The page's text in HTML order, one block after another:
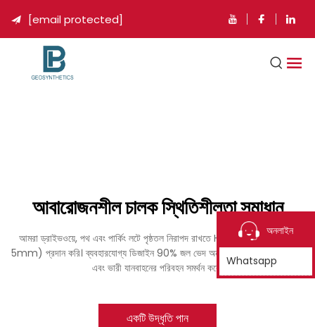
 [email protected]
আবারোজনশীল চালক স্থিতিশীলতা সমাধান
আমরা ড্রাইভওয়ে, পথ এবং পার্কিং লটে পৃষ্ঠতল নিরাপদ রাখতে HDPE চালক গ্রিড (2-
5mm) প্রদান করি। ব্যবহারযোগ্য ডিজাইন 90% জল ভেদ অনুমতি দেয়, রানঅফ রোধ করে
এবং ভারী যানবাহনের পরিবহন সমর্থন করে।
একটি উদ্ধৃতি পান
অনলাইন
Whatsapp